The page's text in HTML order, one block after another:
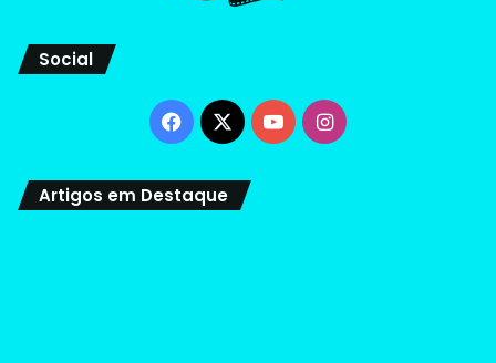
Social
Facebook
X YouTubeInstagram
Artigos em Destaque